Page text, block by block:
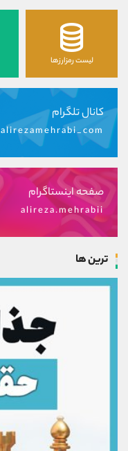
لیست رمزارزها
کانال تلگرام
alirezamehrabi_com
صفحه اینستاگرام
alireza.mehrabii
ترین ها